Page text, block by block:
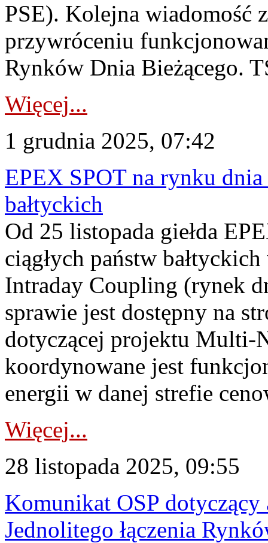
PSE). Kolejna wiadomość
przywróceniu
Rynków Dnia Bieżącego.
Więcej...
1 grudnia 2025, 07:42
EPEX SPOT na rynku
bałtyckich
Od 25 listopada giełda
ciągłych państw
Intraday Coupling (rynek
sprawie jest dostępny na
dotyczącej projektu Multi-
koordynowane jest
energii w danej strefie
Więcej...
28 listopada 2025, 09:55
Komunikat OSP dotyczący
Jednolitego łączenia